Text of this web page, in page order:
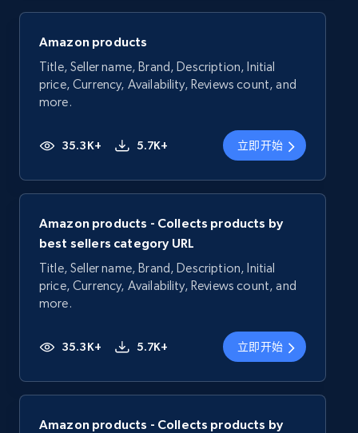
Amazon products
Title, Seller name, Brand, Description, Initial
price, Currency, Availability, Reviews count, and
more.
35.3K+ 5.7K+ 立即开始
Amazon products - Collects products by
best sellers category URL
Title, Seller name, Brand, Description, Initial
price, Currency, Availability, Reviews count, and
more.
35.3K+ 5.7K+ 立即开始
Amazon products - Collects products by